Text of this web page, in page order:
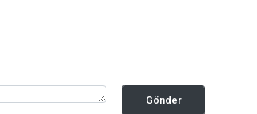
Gönder